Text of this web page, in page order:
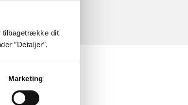
tilbagetrække dit
”Detaljer”.
Marketing